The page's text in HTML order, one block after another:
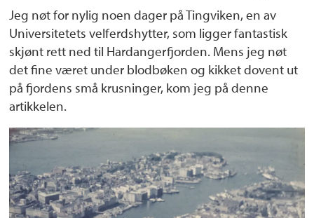
Jeg nøt for nylig noen dager på Tingviken, en av
Universitetets velferdshytter, som ligger fantastisk
skjønt rett ned til Hardangerfjorden. Mens jeg nøt
det fine været under blodbøken og kikket dovent ut
på fjordens små krusninger, kom jeg på denne
artikkelen.